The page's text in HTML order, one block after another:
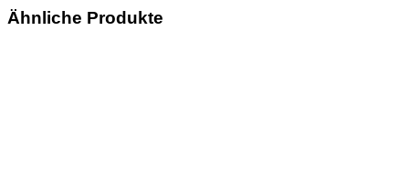
Ähnliche Produkte